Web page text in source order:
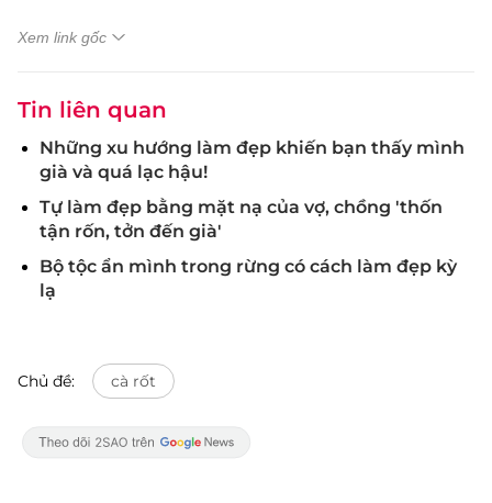
Xem link gốc
Tin liên quan
Những xu hướng làm đẹp khiến bạn thấy mình
già và quá lạc hậu!
Tự làm đẹp bằng mặt nạ của vợ, chồng 'thốn
tận rốn, tởn đến già'
Bộ tộc ẩn mình trong rừng có cách làm đẹp kỳ
lạ
Chủ đề: cà rốt